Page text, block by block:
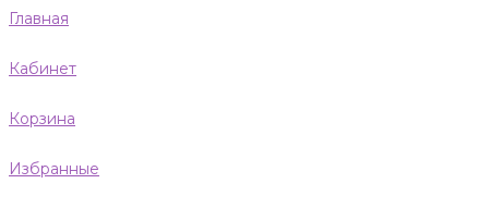
Главная
Кабинет
Корзина
Избранные